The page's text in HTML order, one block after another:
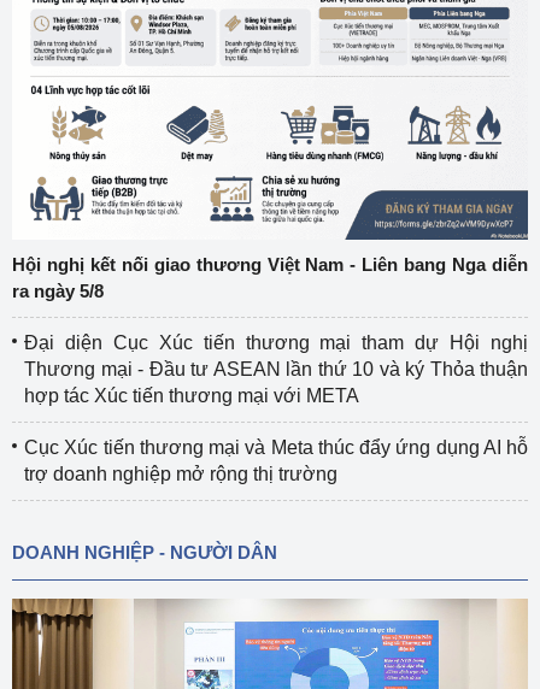
Hội nghị kết nối giao thương Việt Nam - Liên bang Nga diễn
ra ngày 5/8
Đại diện Cục Xúc tiến thương mại tham dự Hội nghị
Thương mại - Đầu tư ASEAN lần thứ 10 và ký Thỏa thuận
hợp tác Xúc tiến thương mại với META
Cục Xúc tiến thương mại và Meta thúc đẩy ứng dụng AI hỗ
trợ doanh nghiệp mở rộng thị trường
DOANH NGHIỆP - NGƯỜI DÂN